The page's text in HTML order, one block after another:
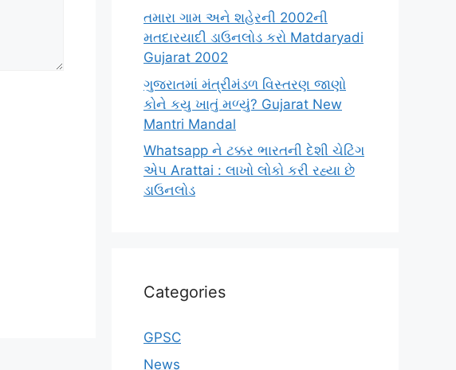
તમારા ગામ અને શહેરની 2002ની
મતદારયાદી ડાઉનલોડ કરો Matdaryadi
Gujarat 2002
ગુજરાતમાં મંત્રીમંડળ વિસ્તરણ જાણો
કોને કયુ ખાતું મળ્યું? Gujarat New
Mantri Mandal
Whatsapp ને ટક્કર ભારતની દેશી ચેટિંગ
એપ Arattai : લાખો લોકો કરી રહ્યા છે
ડાઉનલોડ
Categories
GPSC
News